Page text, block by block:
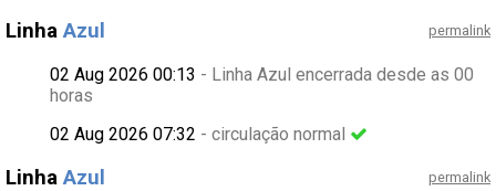
permalink
LinhaAzul
02 Aug 2026 00:13 - Linha Azul encerrada desde as 00
horas
02 Aug 2026 07:32 - circulação normal
permalink
LinhaAzul